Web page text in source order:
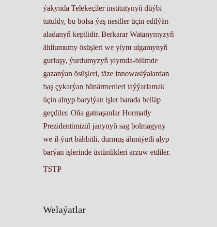
Welaýatlar
ýakynda Telekeçiler institutynyň düýbi
tutuldy, bu bolsa ýaş nesiller üçin edilýän
aladanyň kepilidir. Berkarar Watanymyzyň
ähliumumy ösüşleri we ylym ulgamynyň
gurluşy, ýurdumyzyň ylymda-bilimde
gazanýan ösüşleri, täze innowasiýalardan
baş çykarýan hünärmenleri taýýarlamak
üçin alnyp barylýan işler barada belläp
geçdiler. Oňa gatnaşanlar Hormatly
Prezidentimiziň janynyň sag bolmagyny
we il-ýurt bähbitli, durmuş ähmiýetli alyp
barýan işlerinde üstünlikleri arzuw etdiler.
TSTP